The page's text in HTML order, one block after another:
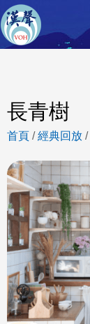
長青樹
首頁 /經典回放 /